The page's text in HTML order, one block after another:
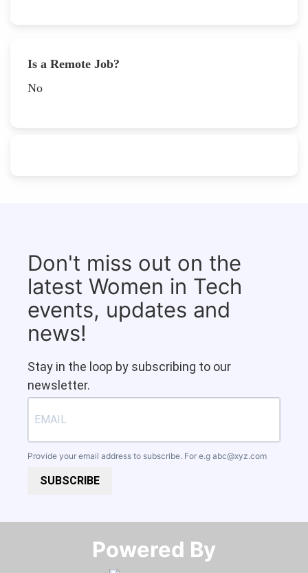
Is a Remote Job?
No
Don't miss out on the
latest Women in Tech
events, updates and
news!
Stay in the loop by subscribing to our
newsletter.
Provide your email address to subscribe. For e.g abc@xyz.com
SUBSCRIBE
Powered By​​​​​​​